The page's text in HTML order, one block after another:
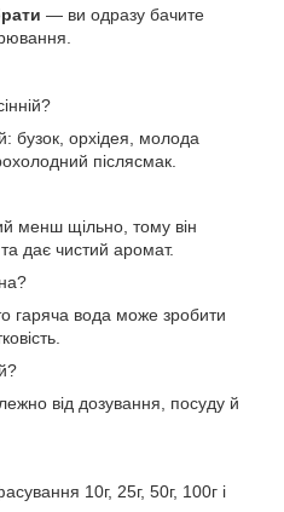
— ви одразу бачите
бузок, орхідея, молода
післясмак.
менш щільно, тому він
дає чистий аромат.
гаряча вода може зробити
від дозування, посуду й
10г, 25г, 50г, 100г і